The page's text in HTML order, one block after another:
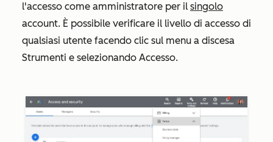
l'accesso come amministratore per il singolo
account. È possibile verificare il livello di accesso di
qualsiasi utente facendo clic sul menu a discesa
Strumenti e selezionando Accesso.